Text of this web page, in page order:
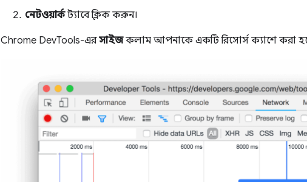
নেটওয়ার্কট্যাবে ক্লিক করুন।
Chrome DevTools-এরসাইজকলাম আপনাকে একটি রিসোর্স ক্যাশে করা